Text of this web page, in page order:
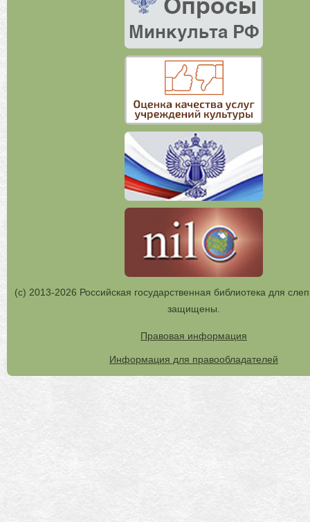
(с) 2013-2026 Российская государственная библиотека для
защищены.
Правовая информация
Информация для правообладателей